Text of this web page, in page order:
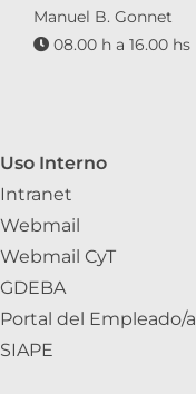
Manuel B. Gonnet
08.00 h a 16.00 hs
Uso Interno
Intranet
Webmail
Webmail CyT
GDEBA
Portal del Empleado/a
SIAPE